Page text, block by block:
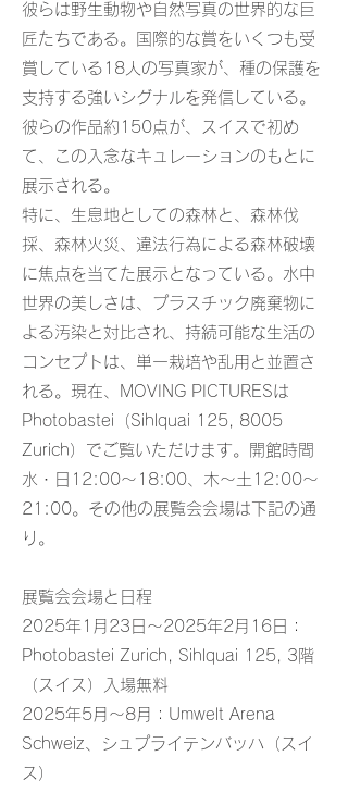
彼らは野生動物や自然写真の世界的な巨
匠たちである。国際的な賞をいくつも受
賞している18人の写真家が、種の保護を
支持する強いシグナルを発信している。
彼らの作品約150点が、スイスで初め
て、この入念なキュレーションのもとに
展示される。
特に、生息地としての森林と、森林伐
採、森林火災、違法行為による森林破壊
に焦点を当てた展示となっている。水中
世界の美しさは、プラスチック廃棄物に
よる汚染と対比され、持続可能な生活の
コンセプトは、単一栽培や乱用と並置さ
れる。現在、MOVING PICTURESは
Photobastei（Sihlquai 125, 8005
Zurich）でご覧いただけます。開館時間
水・日12:00～18:00、木～土12:00～
21:00。その他の展覧会会場は下記の通
り。
展覧会会場と日程
2025年1月23日～2025年2月16日：
Photobastei Zurich, Sihlquai 125, 3階
（スイス）入場無料
2025年5月～8月：Umwelt Arena
Schweiz、シュプライテンバッハ（スイ
ス）